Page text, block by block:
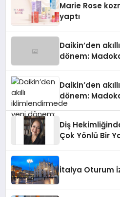
Marie Rose
yaptı
Daikin’den
dönem:
Daikin’den
dönem:
Diş
Çok Yönlü Bir
İtalya Oturum